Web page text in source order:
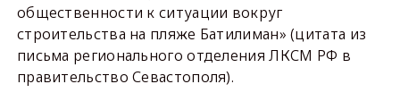
общественности к ситуации вокруг
строительства на пляже Батилиман» (цитата из
письма регионального отделения ЛКСМ РФ в
правительство Севастополя).